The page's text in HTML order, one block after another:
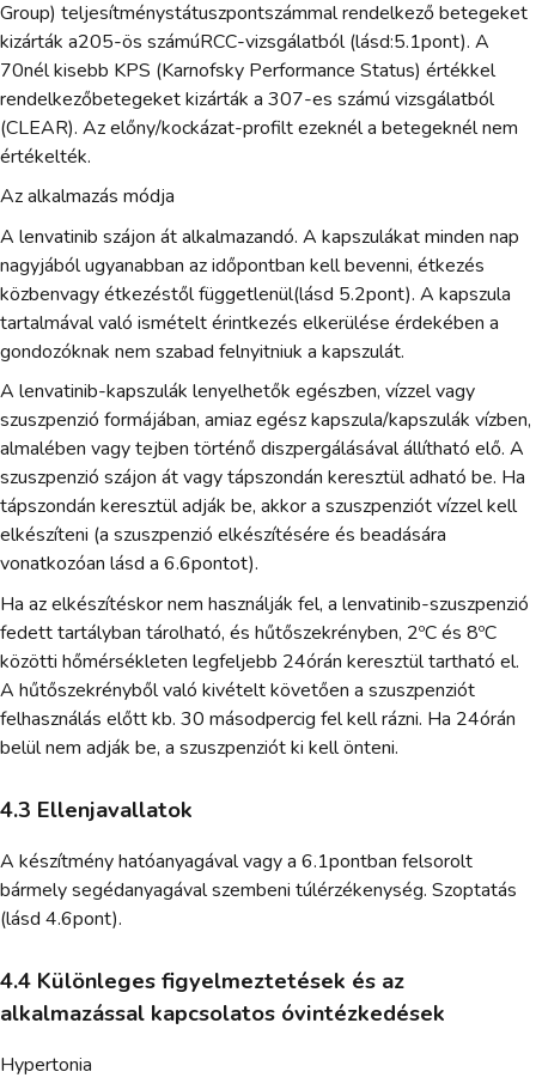
Group) teljesítménystátuszpontszámmal rendelkező betegeket
kizárták a205-ös számúRCC-vizsgálatból (lásd:5.1pont). A
70nél kisebb KPS (Karnofsky Performance Status) értékkel
rendelkezőbetegeket kizárták a 307-es számú vizsgálatból
(CLEAR). Az előny/kockázat-profilt ezeknél a betegeknél nem
értékelték.
Az alkalmazás módja
A lenvatinib szájon át alkalmazandó. A kapszulákat minden nap
nagyjából ugyanabban az időpontban kell bevenni, étkezés
közbenvagy étkezéstől függetlenül(lásd 5.2pont). A kapszula
tartalmával való ismételt érintkezés elkerülése érdekében a
gondozóknak nem szabad felnyitniuk a kapszulát.
A lenvatinib-kapszulák lenyelhetők egészben, vízzel vagy
szuszpenzió formájában, amiaz egész kapszula/kapszulák vízben,
almalében vagy tejben történő diszpergálásával állítható elő. A
szuszpenzió szájon át vagy tápszondán keresztül adható be. Ha
tápszondán keresztül adják be, akkor a szuszpenziót vízzel kell
elkészíteni (a szuszpenzió elkészítésére és beadására
vonatkozóan lásd a 6.6pontot).
Ha az elkészítéskor nem használják fel, a lenvatinib-szuszpenzió
fedett tartályban tárolható, és hűtőszekrényben, 2ºC és 8ºC
közötti hőmérsékleten legfeljebb 24órán keresztül tartható el.
A hűtőszekrényből való kivételt követően a szuszpenziót
felhasználás előtt kb. 30 másodpercig fel kell rázni. Ha 24órán
belül nem adják be, a szuszpenziót ki kell önteni.
4.3 Ellenjavallatok
A készítmény hatóanyagával vagy a 6.1pontban felsorolt
bármely segédanyagával szembeni túlérzékenység. Szoptatás
(lásd 4.6pont).
4.4 Különleges figyelmeztetések és az
alkalmazással kapcsolatos óvintézkedések
Hypertonia